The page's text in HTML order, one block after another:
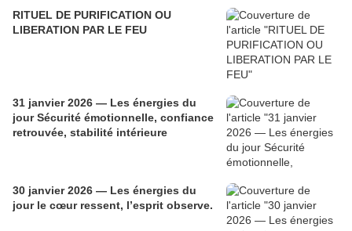
RITUEL DE PURIFICATION OU
LIBERATION PAR LE FEU
31 janvier 2026 — Les énergies du
jour Sécurité émotionnelle, confiance
retrouvée, stabilité intérieure
30 janvier 2026 — Les énergies du
jour le cœur ressent, l’esprit observe.